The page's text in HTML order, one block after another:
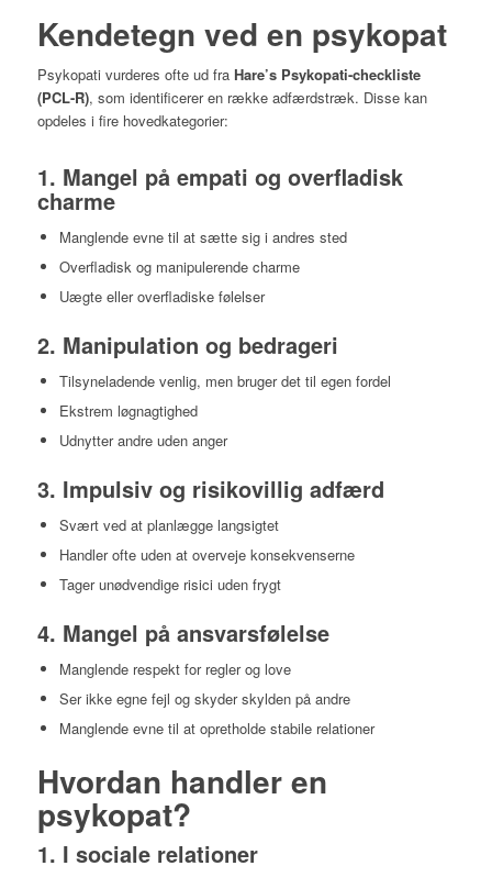
Kendetegn ved en psykopat
Psykopati vurderes ofte ud fra Hare’s Psykopati-checkliste
(PCL-R), som identificerer en række adfærdstræk. Disse kan
opdeles i fire hovedkategorier:
1. Mangel på empati og overfladisk
charme
Manglende evne til at sætte sig i andres sted
Overfladisk og manipulerende charme
Uægte eller overfladiske følelser
2. Manipulation og bedrageri
Tilsyneladende venlig, men bruger det til egen fordel
Ekstrem løgnagtighed
Udnytter andre uden anger
3. Impulsiv og risikovillig adfærd
Svært ved at planlægge langsigtet
Handler ofte uden at overveje konsekvenserne
Tager unødvendige risici uden frygt
4. Mangel på ansvarsfølelse
Manglende respekt for regler og love
Ser ikke egne fejl og skyder skylden på andre
Manglende evne til at opretholde stabile relationer
Hvordan handler en
psykopat?
1. I sociale relationer